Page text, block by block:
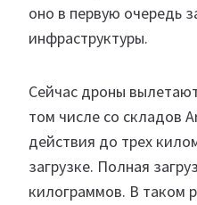
оно в первую очередь
инфраструктуры.
Сейчас дроны
том числе со складов
действия до трех
загрузке. Полная
килограммов. В таком